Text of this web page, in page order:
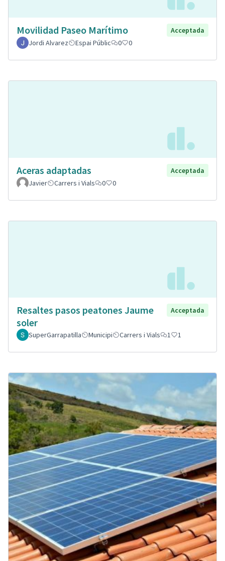
Movilidad Paseo Marítimo
Acceptada
Jordi Alvarez
Espai Públic 0 0
Aceras adaptadas
Acceptada
Javier
Carrers i Vials 0 0
Resaltes pasos peatones Jaume
soler
Acceptada
SuperGarrapatilla Municipi Carrers i Vials 1 1